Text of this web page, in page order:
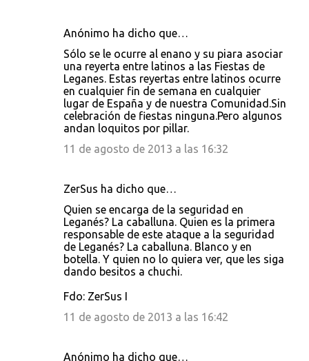
Anónimo ha dicho que…
Sólo se le ocurre al enano y su piara asociar
una reyerta entre latinos a las Fiestas de
Leganes. Estas reyertas entre latinos ocurre
en cualquier fin de semana en cualquier
lugar de España y de nuestra Comunidad.Sin
celebración de fiestas ninguna.Pero algunos
andan loquitos por pillar.
11 de agosto de 2013 a las 16:32
ZerSus ha dicho que…
Quien se encarga de la seguridad en
Leganés? La caballuna. Quien es la primera
responsable de este ataque a la seguridad
de Leganés? La caballuna. Blanco y en
botella. Y quien no lo quiera ver, que les siga
dando besitos a chuchi.
Fdo: ZerSus I
11 de agosto de 2013 a las 16:42
Anónimo ha dicho que…